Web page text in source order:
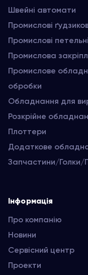
Швейні автомати
Промислові
Промислові
Промислова
Промислове
обробки
Обладнання для
Розкрійне
Плоттери
Додаткове
Запчастини/
Інформація
Про компанію
Новини
Сервісний центр
Проекти